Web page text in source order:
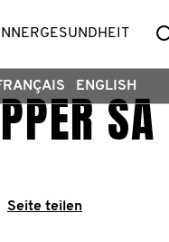
ENGLISH
SA
Seite teilen